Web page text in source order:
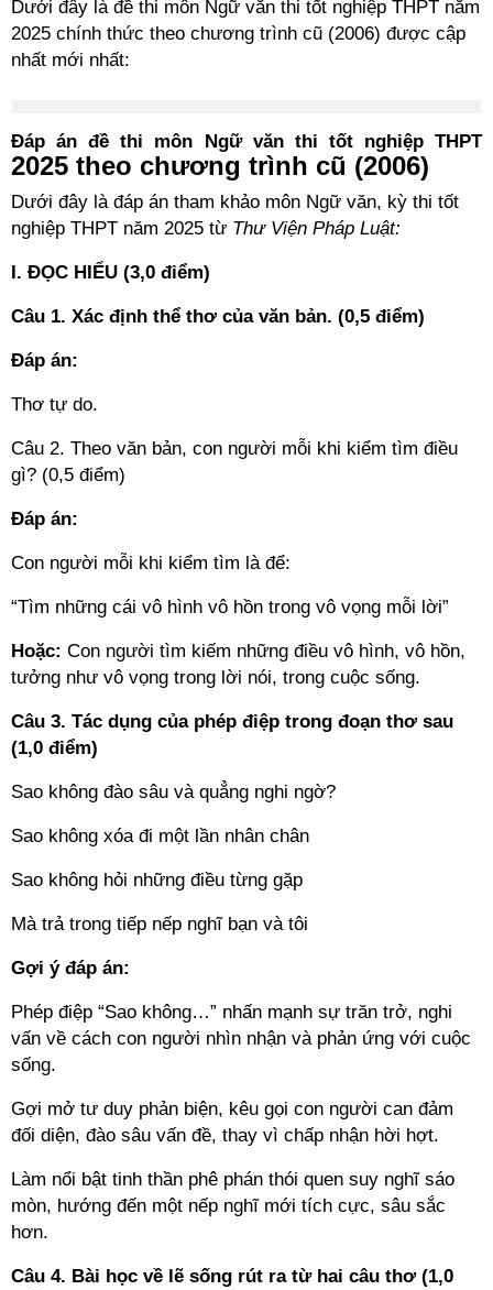
Dưới đây là đề thi môn Ngữ văn thi tốt nghiệp THPT năm
2025 chính thức theo chương trình cũ (2006) được cập
nhất mới nhất:
Đáp án đề thi môn Ngữ văn thi tốt nghiệp THPT
2025 theo chương trình cũ (2006)
Dưới đây là đáp án tham khảo môn Ngữ văn, kỳ thi tốt
nghiệp THPT năm 2025 từ Thư Viện Pháp Luật:
I. ĐỌC HIỂU (3,0 điểm)
Câu 1. Xác định thể thơ của văn bản. (0,5 điểm)
Đáp án:
Thơ tự do.
Câu 2. Theo văn bản, con người mỗi khi kiểm tìm điều
gì? (0,5 điểm)
Đáp án:
Con người mỗi khi kiểm tìm là để:
“Tìm những cái vô hình vô hồn trong vô vọng mỗi lời”
Hoặc: Con người tìm kiếm những điều vô hình, vô hồn,
tưởng như vô vọng trong lời nói, trong cuộc sống.
Câu 3. Tác dụng của phép điệp trong đoạn thơ sau
(1,0 điểm)
Sao không đào sâu và quẳng nghi ngờ?
Sao không xóa đi một lần nhân chân
Sao không hỏi những điều từng gặp
Mà trả trong tiếp nếp nghĩ bạn và tôi
Gợi ý đáp án:
Phép điệp “Sao không…” nhấn mạnh sự trăn trở, nghi
vấn về cách con người nhìn nhận và phản ứng với cuộc
sống.
Gợi mở tư duy phản biện, kêu gọi con người can đảm
đối diện, đào sâu vấn đề, thay vì chấp nhận hời hợt.
Làm nổi bật tinh thần phê phán thói quen suy nghĩ sáo
mòn, hướng đến một nếp nghĩ mới tích cực, sâu sắc
hơn.
Câu 4. Bài học về lẽ sống rút ra từ hai câu thơ (1,0